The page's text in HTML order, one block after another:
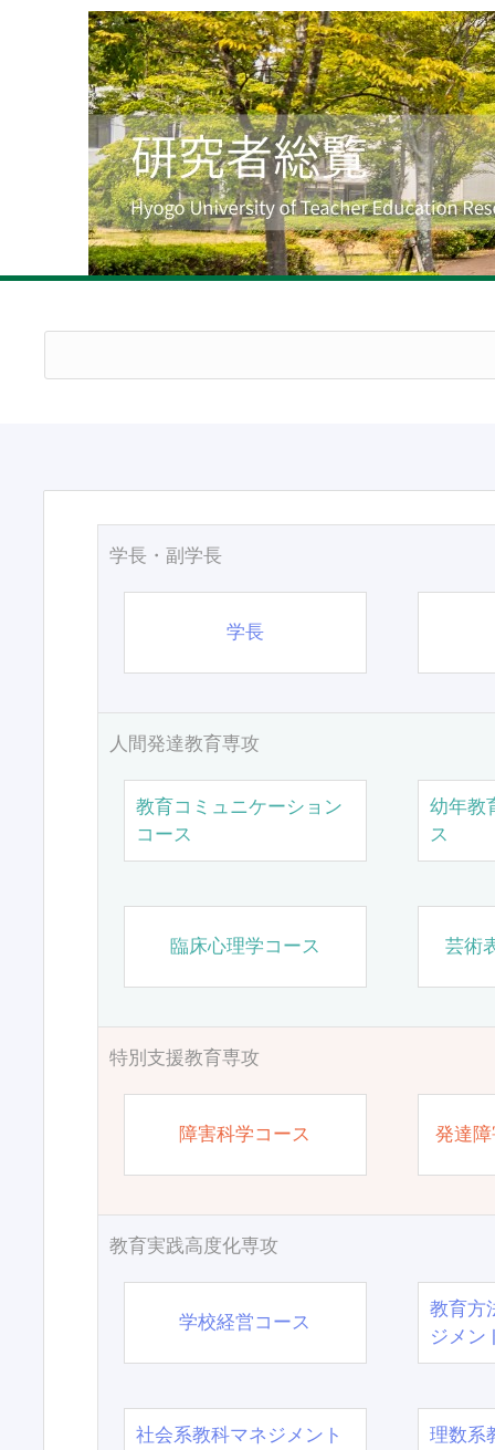
学長・副学長
学長
人間発達教育専攻
教育コミュニケーション
コース
幼年教
ス
臨床心理学コース 芸術
特別支援教育専攻
障害科学コース 発達
教育実践高度化専攻
学校経営コース
教育方
ジメン
社会系教科マネジメント
理数系